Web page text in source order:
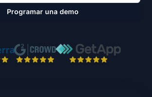
Programar una demo